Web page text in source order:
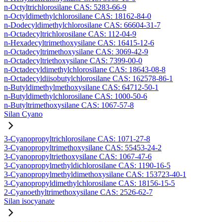
n-Octyltrichlorosilane CAS: 5283-66-9
n-Octyldimethylchlorosilane CAS: 18162-84-0
n-Dodecyldimethylchlorosilane CAS: 66604-31-7
n-Octadecyltrichlorosilane CAS: 112-04-9
n-Hexadecyltrimethoxysilane CAS: 16415-12-6
n-Octadecyltrimethoxysilane CAS: 3069-42-9
n-Octadecyltriethoxysilane CAS: 7399-00-0
n-Octadecyldimethylchlorosilane CAS: 18643-08-8
n-Octadecyldiisobutylchlorosilane CAS: 162578-86-1
n-Butyldimethylmethoxysilane CAS: 64712-50-1
n-Butyldimethylchlorosilane CAS: 1000-50-6
n-Butyltrimethoxysilane CAS: 1067-57-8
Silan Cyano
3-Cyanopropyltrichlorosilane CAS: 1071-27-8
3-Cyanopropyltrimethoxysilane CAS: 55453-24-2
3-Cyanopropyltriethoxysilane CAS: 1067-47-6
3-Cyanopropylmethyldichlorosilane CAS: 1190-16-5
3-Cyanopropylmethyldimethoxysilane CAS: 153723-40-1
3-Cyanopropyldimethylchlorosilane CAS: 18156-15-5
2-Cyanoethyltrimethoxysilane CAS: 2526-62-7
Silan isocyanate